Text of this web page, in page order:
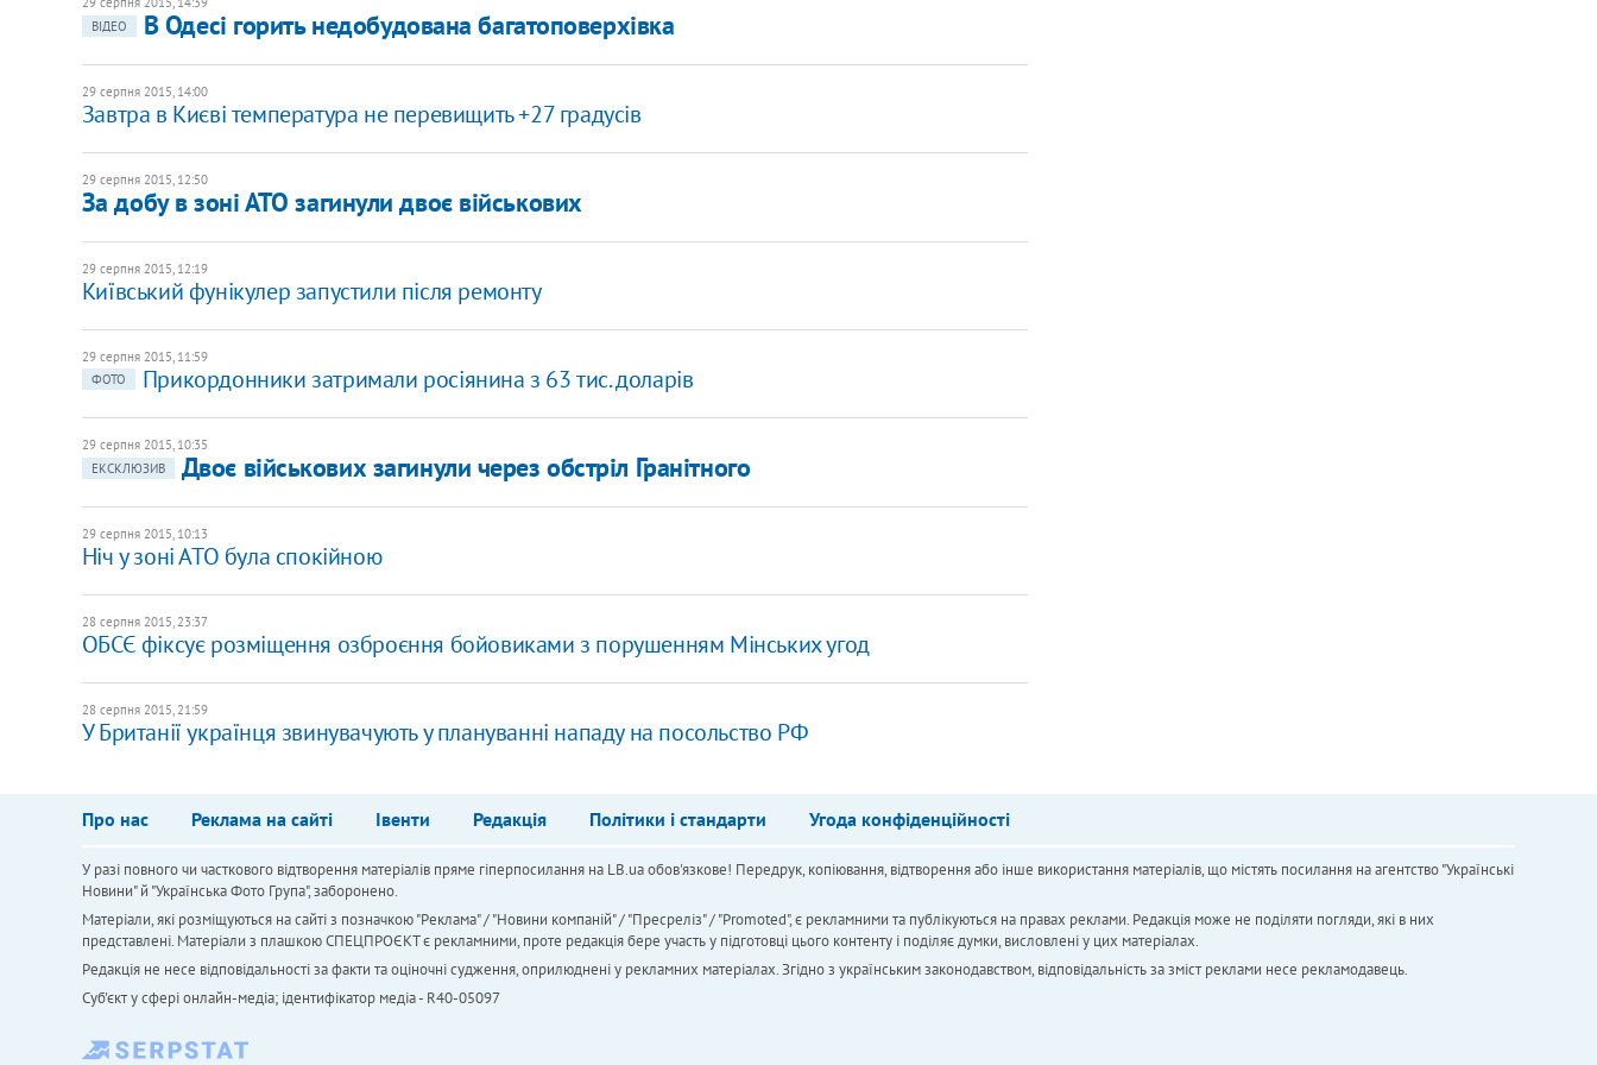
ВІДЕО
В Одесі горить недобудована багатоповерхівка
29 серпня 2015, 14:00
Завтра в Києві температура не перевищить +27 градусів
29 серпня 2015, 12:50
За добу в зоні АТО загинули двоє військових
29 серпня 2015, 12:19
Київський фунікулер запустили після ремонту
29 серпня 2015, 11:59
ФОТО
Прикордонники затримали росіянина з 63 тис. доларів
29 серпня 2015, 10:35
ЕКСКЛЮЗИВ
Двоє військових загинули через обстріл Гранітного
29 серпня 2015, 10:13
Ніч у зоні АТО була спокійною
28 серпня 2015, 23:37
ОБСЄ фіксує розміщення озброєння бойовиками з порушенням Мінських угод
28 серпня 2015, 21:59
У Британії українця звинувачують у плануванні нападу на посольство РФ
Про нас Реклама на сайті Івенти Редакція Політики і стандарти Угода конфіденційності
У разі повного чи часткового відтворення матеріалів пряме гіперпосилання на LB.ua обов'язкове! Передрук, копіювання, відтворення або інше використання матеріалів, що містять посилання на агентство "Українськi
Новини" й "Українська Фото Група", заборонено.
Матеріали, які розміщуються на сайті з позначкою "Реклама" / "Новини компаній" / "Пресреліз" / "Promoted", є рекламними та публікуються на правах реклами. Редакція може не поділяти погляди, які в них
представлені. Матеріали з плашкою СПЕЦПРОЄКТ є рекламними, проте редакція бере участь у підготовці цього контенту і поділяє думки, висловлені у цих матеріалах.
Редакція не несе відповідальності за факти та оціночні судження, оприлюднені у рекламних матеріалах. Згідно з українським законодавством, відповідальність за зміст реклами несе рекламодавець.
Cуб'єкт у сфері онлайн-медіа; ідентифікатор медіа - R40-05097